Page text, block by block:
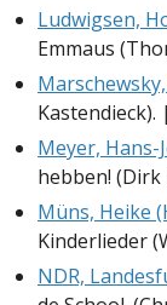
Ludwigsen,
Emmaus
Kastendieck). |
Meyer, Hans-
hebben! (Dirk
Müns, Heike
Kinderlieder
NDR,